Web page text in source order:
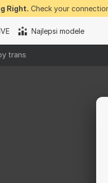
Right. Check your
Najlepsi modele
trans